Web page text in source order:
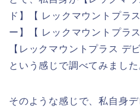
ド】【 レックマウントプラ
ー】【 レックマウントプラ
【レックマウントプラス デ
という感じで調べてみました
そのような感じで、私自身